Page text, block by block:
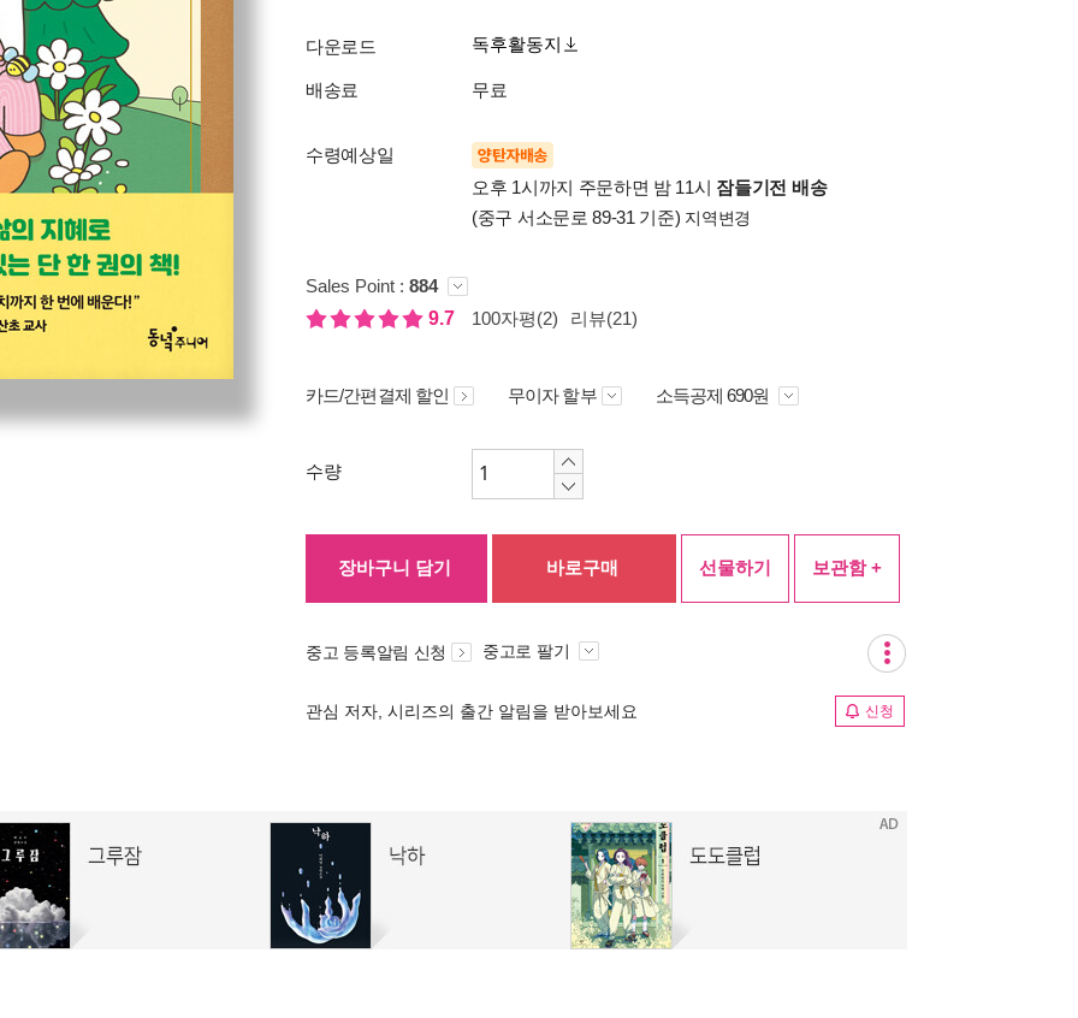
다운로드 독후활동지
배송료 무료
수령예상일 양탄자배송
오후 1시까지 주문하면 밤 11시 잠들기전 배송
(중구 서소문로 89-31 기준) 지역변경
Sales Point : 884
9.7
100자평(2) 리뷰(21)
카드/간편결제 할인 무이자 할부 소득공제 690원
수량
장바구니 담기 바로구매 선물하기 보관함 +
중고 등록알림 신청 중고로 팔기
관심 저자, 시리즈의 출간 알림을 받아보세요 신청